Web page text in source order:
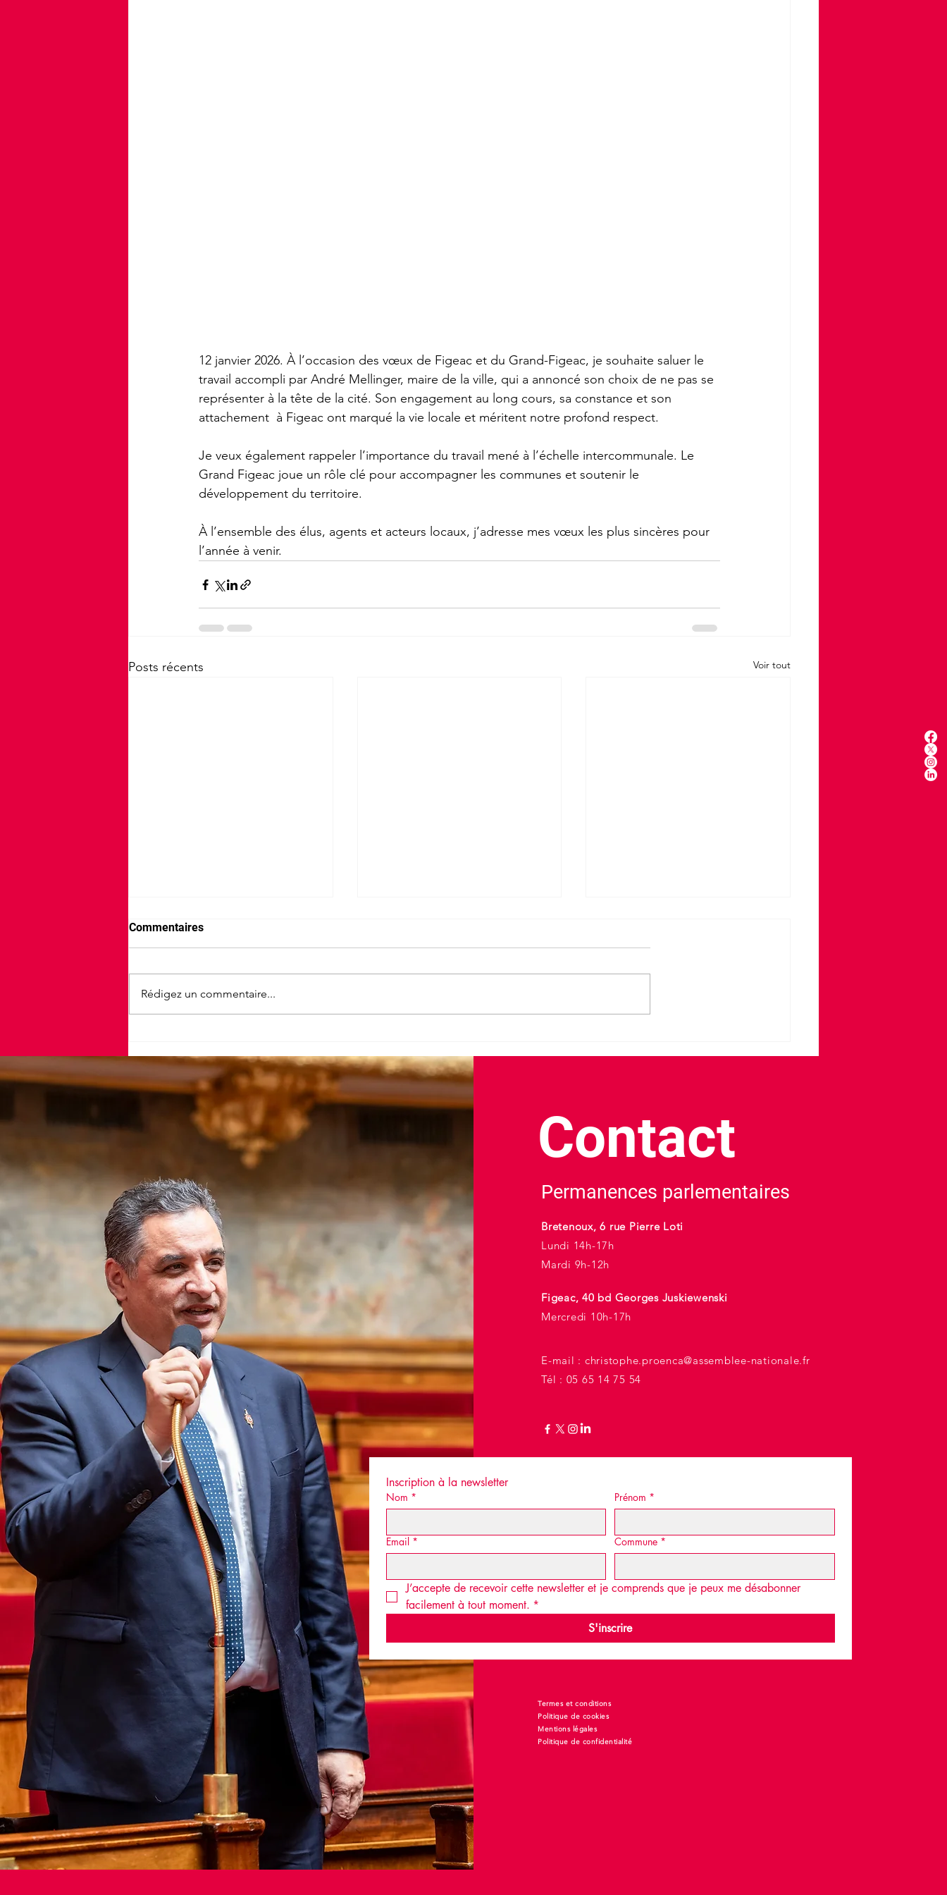
12 janvier 2026. À l’occasion des vœux de Figeac et du Grand-Figeac, je souhaite saluer le
travail accompli par André Mellinger, maire de la ville, qui a annoncé son choix de ne pas se
représenter à la tête de la cité. Son engagement au long cours, sa constance et son
attachement  à Figeac ont marqué la vie locale et méritent notre profond respect.
Je veux également rappeler l’importance du travail mené à l’échelle intercommunale. Le
Grand Figeac joue un rôle clé pour accompagner les communes et soutenir le
développement du territoire.
À l’ensemble des élus, agents et acteurs locaux, j’adresse mes vœux les plus sincères pour
l’année à venir.
Posts récents Voir tout
Commentaires
Rédigez un commentaire...
Contact
Permanences parlementaires
Bretenoux, 6 rue Pierre Loti
Lundi 14h-17h
Mardi 9h-12h
Figeac, 40 bd Georges Juskiewenski
Mercredi 10h-17h
E-mail : christophe.proenca@assemblee-nationale.fr
Tél : 05 65 14 75 54
Inscription à la newsletter
Nom * Prénom *
Email * Commune *
J’accepte de recevoir cette newsletter et je comprends que je peux me désabonner
facilement à tout moment. *
S'inscrire
Termes et conditions
Politique de cookies
Mentions légales
Politique de confidentialité